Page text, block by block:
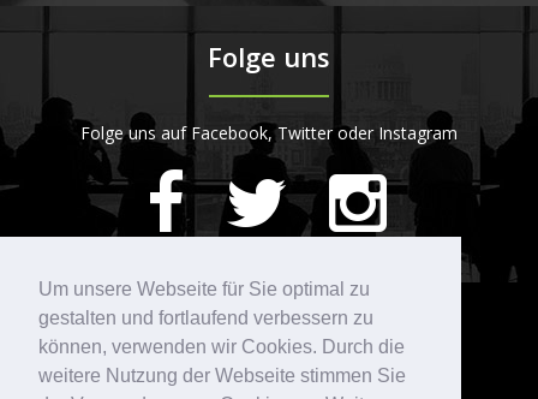
Um unsere Webseite für Sie optimal zu
gestalten und fortlaufend verbessern zu
können, verwenden wir Cookies. Durch die
weitere Nutzung der Webseite stimmen Sie
Folge uns
Folge uns auf Facebook, Twitter oder Instagram
STARTPLATZ
420Bewertungen auf ProvenExpert.com
Kontakt